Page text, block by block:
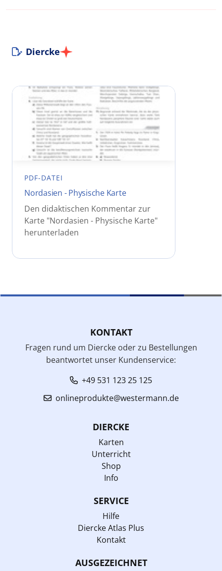
Diercke
PDF-DATEI
Nordasien - Physische Karte
Den didaktischen Kommentar zur
Karte "Nordasien - Physische Karte"
herunterladen
KONTAKT
Fragen rund um Diercke oder zu Bestellungen
beantwortet unser Kundenservice:
+49 531 123 25 125
onlineprodukte@westermann.de
DIERCKE
Karten
Unterricht
Shop
Info
SERVICE
Hilfe
Diercke Atlas Plus
Kontakt
AUSGEZEICHNET